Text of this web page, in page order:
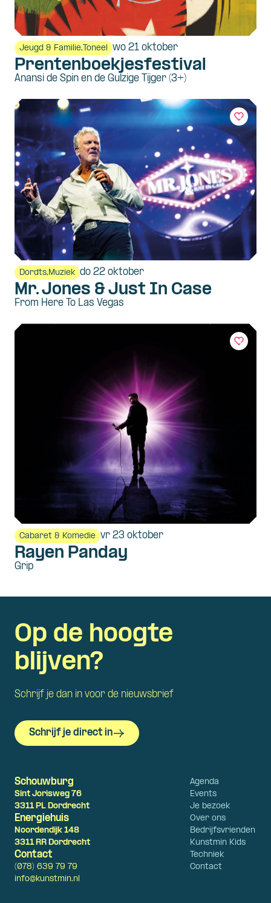
Jeugd & Familie, Toneel wo 21 oktober
Prentenboekjesfestival
Anansi de Spin en de Gulzige Tijger (3+)
Dordts,Muziek do 22 oktober
Mr. Jones & Just In Case
From Here To Las Vegas
Cabaret & Komedie vr 23 oktober
Rayen Panday
Grip
Op de hoogte
blijven?
Schrijf je dan in voor de nieuwsbrief
Schrijf je direct in
Agenda
Events
Je bezoek
Over ons
Bedrijfsvrienden
Kunstmin Kids
Techniek
Contact
Schouwburg
Sint Jorisweg 76
3311 PL Dordrecht
Energiehuis
Noordendijk 148
3311 RR Dordrecht
Contact
(078) 639 79 79
info@kunstmin.nl